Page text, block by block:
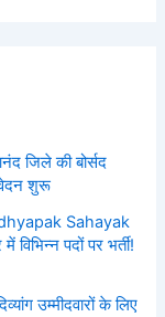
जिले की बोर्सद
शुरू
Sahayak
पदों पर भर्ती!
उम्मीदवारों के लिए